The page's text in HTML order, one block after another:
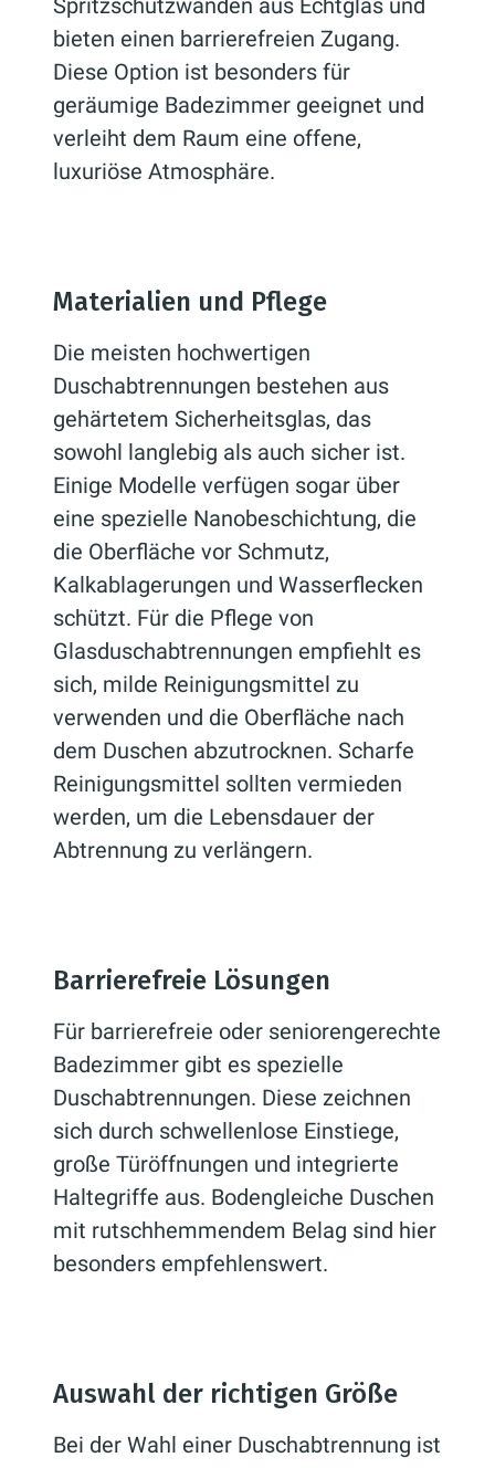
Spritzschutzwänden aus Echtglas und
bieten einen barrierefreien Zugang.
Diese Option ist besonders für
geräumige Badezimmer geeignet und
verleiht dem Raum eine offene,
luxuriöse Atmosphäre.
Materialien und Pflege
Die meisten hochwertigen
Duschabtrennungen bestehen aus
gehärtetem Sicherheitsglas, das
sowohl langlebig als auch sicher ist.
Einige Modelle verfügen sogar über
eine spezielle Nanobeschichtung, die
die Oberfläche vor Schmutz,
Kalkablagerungen und Wasserflecken
schützt. Für die Pflege von
Glasduschabtrennungen empfiehlt es
sich, milde Reinigungsmittel zu
verwenden und die Oberfläche nach
dem Duschen abzutrocknen. Scharfe
Reinigungsmittel sollten vermieden
werden, um die Lebensdauer der
Abtrennung zu verlängern.
Barrierefreie Lösungen
Für barrierefreie oder seniorengerechte
Badezimmer gibt es spezielle
Duschabtrennungen. Diese zeichnen
sich durch schwellenlose Einstiege,
große Türöffnungen und integrierte
Haltegriffe aus. Bodengleiche Duschen
mit rutschhemmendem Belag sind hier
besonders empfehlenswert.
Auswahl der richtigen Größe
Bei der Wahl einer Duschabtrennung ist